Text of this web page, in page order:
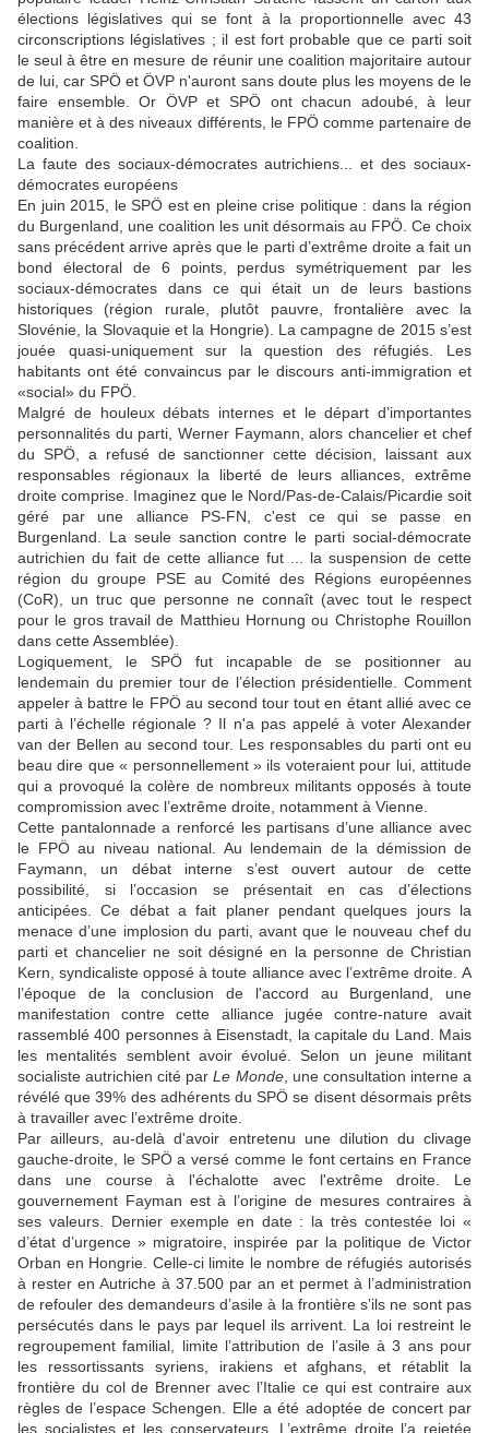
élections législatives qui se font à la proportionnelle avec 43
circonscriptions législatives ; il est fort probable que ce parti soit
le seul à être en mesure de réunir une coalition majoritaire autour
de lui, car SPÖ et ÖVP n'auront sans doute plus les moyens de le
faire ensemble. Or ÖVP et SPÖ ont chacun adoubé, à leur
manière et à des niveaux différents, le FPÖ comme partenaire de
coalition.
La faute des sociaux-démocrates autrichiens... et des sociaux-
démocrates européens
En juin 2015, le SPÖ est en pleine crise politique : dans la région
du Burgenland, une coalition les unit désormais au FPÖ. Ce choix
sans précédent arrive après que le parti d’extrême droite a fait un
bond électoral de 6 points, perdus symétriquement par les
sociaux-démocrates dans ce qui était un de leurs bastions
historiques (région rurale, plutôt pauvre, frontalière avec la
Slovénie, la Slovaquie et la Hongrie). La campagne de 2015 s’est
jouée quasi-uniquement sur la question des réfugiés. Les
habitants ont été convaincus par le discours anti-immigration et
«social» du FPÖ.
Malgré de houleux débats internes et le départ d’importantes
personnalités du parti, Werner Faymann, alors chancelier et chef
du SPÖ, a refusé de sanctionner cette décision, laissant aux
responsables régionaux la liberté de leurs alliances, extrême
droite comprise. Imaginez que le Nord/Pas-de-Calais/Picardie soit
géré par une alliance PS-FN, c'est ce qui se passe en
Burgenland. La seule sanction contre le parti social-démocrate
autrichien du fait de cette alliance fut ... la suspension de cette
région du groupe PSE au Comité des Régions européennes
(CoR), un truc que personne ne connaît (avec tout le respect
pour le gros travail de Matthieu Hornung ou Christophe Rouillon
dans cette Assemblée).
Logiquement, le SPÖ fut incapable de se positionner au
lendemain du premier tour de l’élection présidentielle. Comment
appeler à battre le FPÖ au second tour tout en étant allié avec ce
parti à l’échelle régionale ? Il n'a pas appelé à voter Alexander
van der Bellen au second tour. Les responsables du parti ont eu
beau dire que « personnellement » ils voteraient pour lui, attitude
qui a provoqué la colère de nombreux militants opposés à toute
compromission avec l’extrême droite, notamment à Vienne.
Cette pantalonnade a renforcé les partisans d’une alliance avec
le FPÖ au niveau national. Au lendemain de la démission de
Faymann, un débat interne s’est ouvert autour de cette
possibilité, si l’occasion se présentait en cas d’élections
anticipées. Ce débat a fait planer pendant quelques jours la
menace d’une implosion du parti, avant que le nouveau chef du
parti et chancelier ne soit désigné en la personne de Christian
Kern, syndicaliste opposé à toute alliance avec l’extrême droite. A
l’époque de la conclusion de l'accord au Burgenland, une
manifestation contre cette alliance jugée contre-nature avait
rassemblé 400 personnes à Eisenstadt, la capitale du Land. Mais
les mentalités semblent avoir évolué. Selon un jeune militant
socialiste autrichien cité parLe Monde, une consultation interne a
révélé que 39% des adhérents du SPÖ se disent désormais prêts
à travailler avec l’extrême droite.
Par ailleurs, au-delà d'avoir entretenu une dilution du clivage
gauche-droite, le SPÖ a versé comme le font certains en France
dans une course à l'échalotte avec l'extrême droite. Le
gouvernement Fayman est à l’origine de mesures contraires à
ses valeurs. Dernier exemple en date : la très contestée loi «
d’état d’urgence » migratoire, inspirée par la politique de Victor
Orban en Hongrie. Celle-ci limite le nombre de réfugiés autorisés
à rester en Autriche à 37.500 par an et permet à l’administration
de refouler des demandeurs d’asile à la frontière s’ils ne sont pas
persécutés dans le pays par lequel ils arrivent. La loi restreint le
regroupement familial, limite l’attribution de l’asile à 3 ans pour
les ressortissants syriens, irakiens et afghans, et rétablit la
frontière du col de Brenner avec l’Italie ce qui est contraire aux
règles de l’espace Schengen. Elle a été adoptée de concert par
les socialistes et les conservateurs. L’extrême droite l’a rejetée